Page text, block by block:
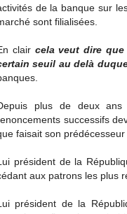
de la banque sur
sont filialisées.
claircela veut dire que
seuil au delà
plus de deux
successifs
faisait son
président de la
aux patrons les plus
président de la